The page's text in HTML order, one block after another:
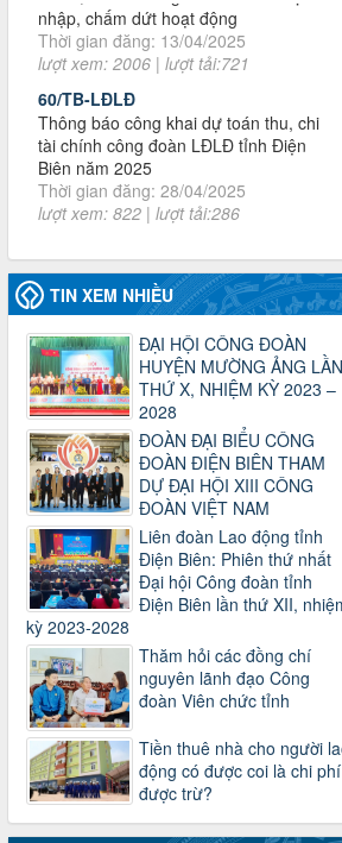
60/TB-LĐLĐ
Thông báo công khai dự toán thu, chi
tài chính công đoàn LĐLĐ tỉnh Điện
Biên năm 2025
Thời gian đăng: 28/04/2025
lượt xem: 822 | lượt tải:286
485/QĐ-LĐLĐ
Quyết định về việc công bố công khai
quyết toán ngân sách nhà nước năm
Thời gian đăng: 29/04/2025
lượt xem: 919 | lượt tải:255
2930/TLĐ-TC
Công văn số 2930/TLĐ-TC, ngày
31/12/2024 của Tổng LĐLĐ Việt Nam
về việc quy định tỷ lệ phân phối tự động
KPCĐ 2% qua tài khoản Công đoàn
Việt Nam về các cấp Công đoàn năm
2025
Thời gian đăng: 06/01/2025
lượt xem: 1067 | lượt tải:438
47-TTCĐ/BTGTU
Thông tin chuyên đề: Một số nôi dung
về sắp xếp tổ chức bộ máy của hệ
thống chính trị tinh gọn, hoạt động hiệu
lực, hiệu quả
Thời gian đăng: 25/12/2024
lượt xem: 1226 | lượt tải:339
37/HD-TLĐ
Hướng dẫn Công đoàn với việc tổ chức
và hoạt động của Ban Thanh tra Nhân
dân
Thời gian đăng: 27/12/2024
lượt xem: 4951 | lượt tải:1354
TIN XEM NHIỀU
ĐẠI HỘI CÔNG ĐOÀN
HUYỆN MƯỜNG ẢNG LẦN
THỨ X, NHIỆM KỲ 2023 –
2028
ĐOÀN ĐẠI BIỂU CÔNG
ĐOÀN ĐIỆN BIÊN THAM
DỰ ĐẠI HỘI XIII CÔNG
ĐOÀN VIỆT NAM
Liên đoàn Lao động tỉnh
Điện Biên: Phiên thứ nhất
Đại hội Công đoàn tỉnh
Điện Biên lần thứ XII,
kỳ 2023-2028
Thăm hỏi các đồng chí
nguyên lãnh đạo Công
đoàn Viên chức tỉnh
Tiền thuê nhà cho người
động có được coi là chi phí
được trừ?